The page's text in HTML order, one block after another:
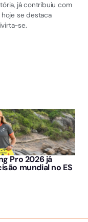
já contribuiu com
se destaca
se.
Pro 2026 já
mundial no ES